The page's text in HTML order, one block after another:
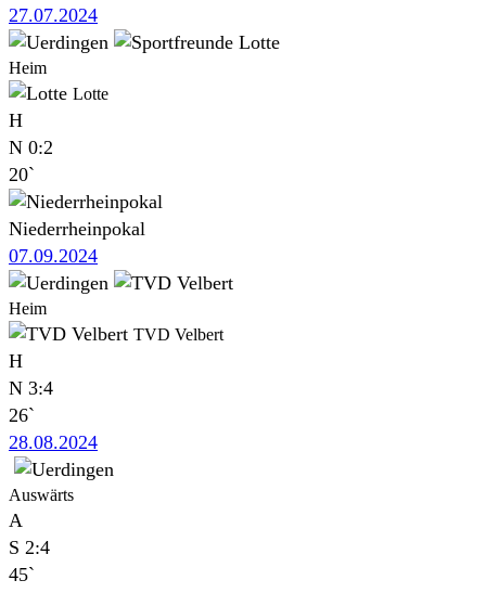
27.07.2024
Heim
Lotte
H
N 0:2
20`
Niederrheinpokal
07.09.2024
Heim
TVD Velbert
H
N 3:4
26`
28.08.2024
Auswärts
A
S 2:4
45`